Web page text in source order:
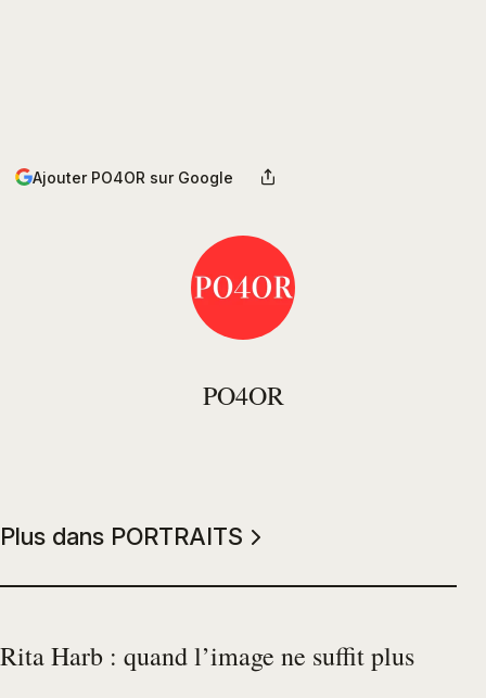
Ajouter PO4OR sur Google
PO4OR
Plus dans PORTRAITS
Rita Harb : quand l’image ne suffit plus